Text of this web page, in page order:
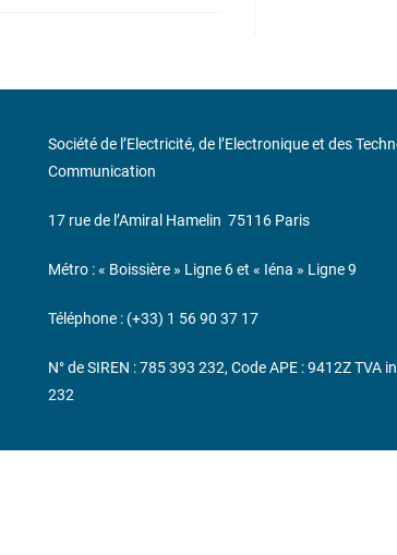
Société de l’Electricité, de l’Electronique et des
Communication
17 rue de l’Amiral Hamelin 75116 Paris
Métro : « Boissière » Ligne 6 et « Iéna » Ligne 9
Téléphone : (+33) 1 56 90 37 17
N° de SIREN : 785 393 232, Code APE : 9412Z
232